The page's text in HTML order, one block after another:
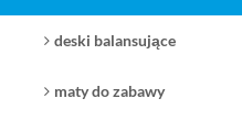
deski balansujące
maty do zabawy